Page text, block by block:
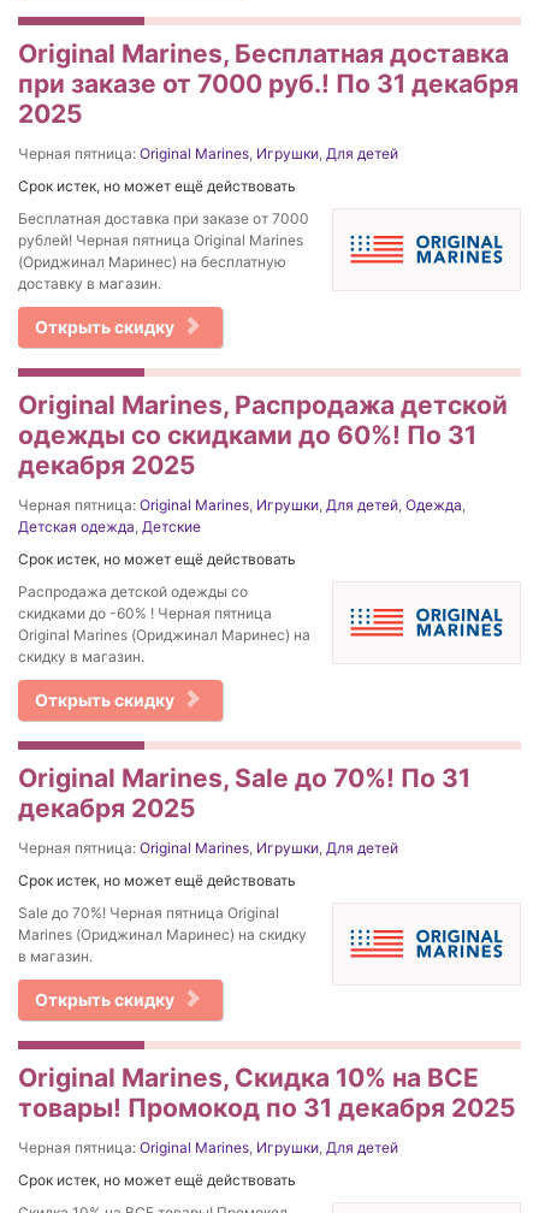
Original Marines, Бесплатная доставка
при заказе от 7000 руб.! По 31 декабря
2025
Черная пятница: Original Marines, Игрушки, Для детей
Срок истек, но может ещё действовать
Бесплатная доставка при заказе от 7000
рублей! Черная пятница Original Marines
(Ориджинал Маринес) на бесплатную
доставку в магазин.
Открыть скидку
Original Marines, Распродажа детской
одежды со скидками до 60%! По 31
декабря 2025
Черная пятница: Original Marines, Игрушки, Для детей, Одежда,
Детская одежда, Детские
Срок истек, но может ещё действовать
Распродажа детской одежды со
скидками до -60% ! Черная пятница
Original Marines (Ориджинал Маринес) на
скидку в магазин.
Открыть скидку
Original Marines, Sale до 70%! По 31
декабря 2025
Черная пятница: Original Marines, Игрушки, Для детей
Срок истек, но может ещё действовать
Sale до 70%! Черная пятница Original
Marines (Ориджинал Маринес) на скидку
в магазин.
Открыть скидку
Original Marines, Скидка 10% на ВСЕ
товары! Промокод по 31 декабря 2025
Черная пятница: Original Marines, Игрушки, Для детей
Срок истек, но может ещё действовать